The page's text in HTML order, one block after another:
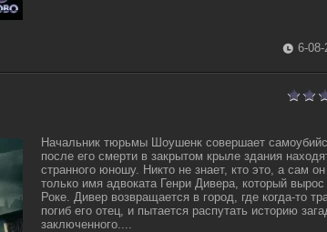
6-
Начальник тюрьмы Шоушенк совершает
после его смерти в закрытом крыле здания
странного юношу. Никто не знает, кто это, а сам
только имя адвоката Генри Дивера, который
Роке. Дивер возвращается в город, где когда-то
погиб его отец, и пытается распутать историю
заключенного....